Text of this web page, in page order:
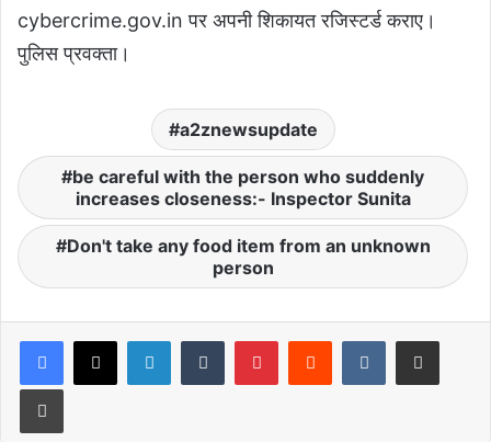
cybercrime.gov.in पर अपनी शिकायत रजिस्टर्ड कराए।
पुलिस प्रवक्ता।
a2znewsupdate
be careful with the person who suddenly
increases closeness:- Inspector Sunita
Don't take any food item from an unknown
person